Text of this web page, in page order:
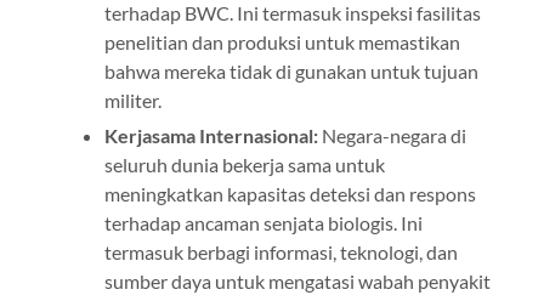
terhadap BWC. Ini termasuk inspeksi fasilitas
penelitian dan produksi untuk memastikan
bahwa mereka tidak di gunakan untuk tujuan
militer.
Kerjasama Internasional:Negara-negara di
seluruh dunia bekerja sama untuk
meningkatkan kapasitas deteksi dan respons
terhadap ancaman senjata biologis. Ini
termasuk berbagi informasi, teknologi, dan
sumber daya untuk mengatasi wabah penyakit